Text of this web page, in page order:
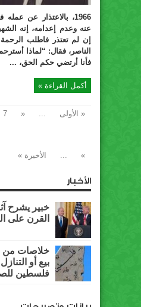
1966، بالاعتذار عن
عنه وعدم إعدامه، إنه
إن لم تعتذر فاطلب
الناصر، فقال: “لماذا
فأنا أرتضي حكم الحق، ...
أكمل القراءة »
« الأولى «
7
»
الأخيرة »
الأخبار
خبير يشرح
القرن على
خلاصات من
بيع أو
فلسطين